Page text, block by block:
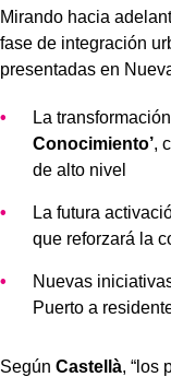
Mirando hacia
fase de integración
presentadas en
La
Conocimiento’,
de alto nivel
La futura
que reforzará la
Nuevas
Puerto a
Según Castellà, “los